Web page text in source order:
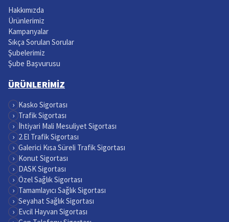
Hakkımızda
Ürünlerimiz
Kampanyalar
Sıkça Sorulan Sorular
Şubelerimiz
Şube Başvurusu
ÜRÜNLERİMİZ
› Kasko Sigortası
› Trafik Sigortası
› İhtiyari Mali Mesuliyet Sigortası
› 2.El Trafik Sigortası
› Galerici Kısa Süreli Trafik Sigortası
› Konut Sigortası
› DASK Sigortası
› Özel Sağlık Sigortası
› Tamamlayıcı Sağlık Sigortası
› Seyahat Sağlık Sigortası
› Evcil Hayvan Sigortası